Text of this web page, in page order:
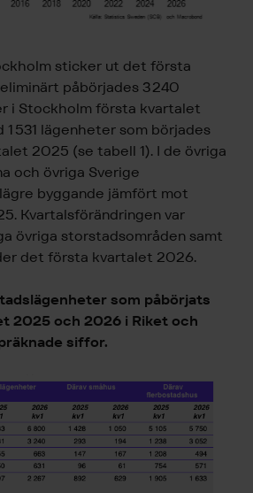
sticker ut det första
påbörjades 3 240
i Stockholm första kvartalet
531 lägenheter som börjades
2025 (se tabell 1). I de övriga
och övriga Sverige
byggande jämfört mot
Kvartalsförändringen var
övriga storstadsområdensamt
det första kvartalet 2026.
som påbörjats
2025 och 2026 i Riket och
siffor.